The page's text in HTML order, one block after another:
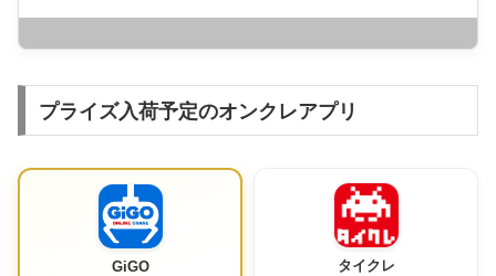
プライズ入荷予定のオンクレアプリ
GiGO タイクレ